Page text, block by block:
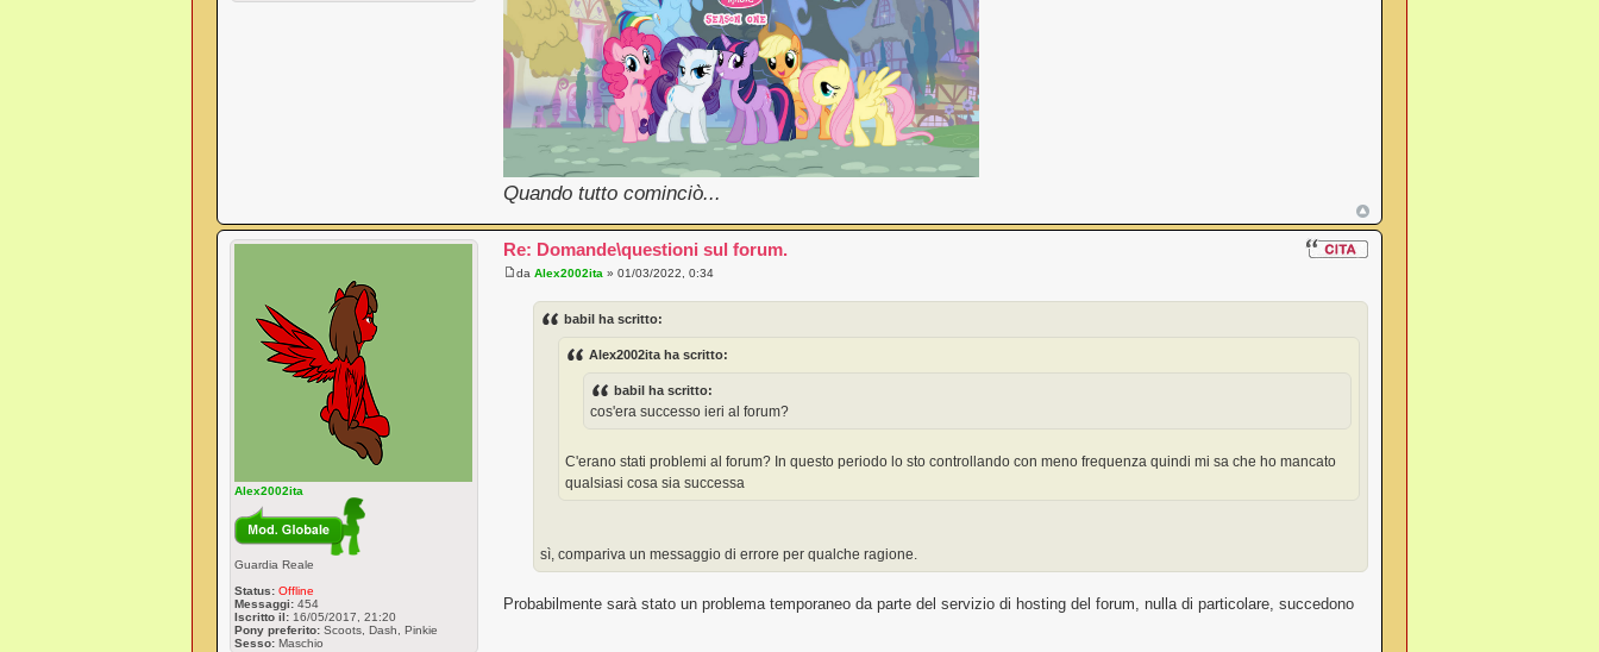
Quando tutto cominciò...
Re: Domande\questioni sul forum.
da Alex2002ita » 01/03/2022, 0:34
babil ha scritto:
Alex2002ita ha scritto:
babil ha scritto:
cos'era successo ieri al forum?
C'erano stati problemi al forum? In questo periodo lo sto controllando con meno frequenza quindi mi sa che ho mancato
qualsiasi cosa sia successa
sì, compariva un messaggio di errore per qualche ragione.
Probabilmente sarà stato un problema temporaneo da parte del servizio di hosting del forum, nulla di particolare, succedono
Alex2002ita
Guardia Reale
Status: Offline
Messaggi: 454
Iscritto il: 16/05/2017, 21:20
Pony preferito: Scoots, Dash, Pinkie
Sesso: Maschio